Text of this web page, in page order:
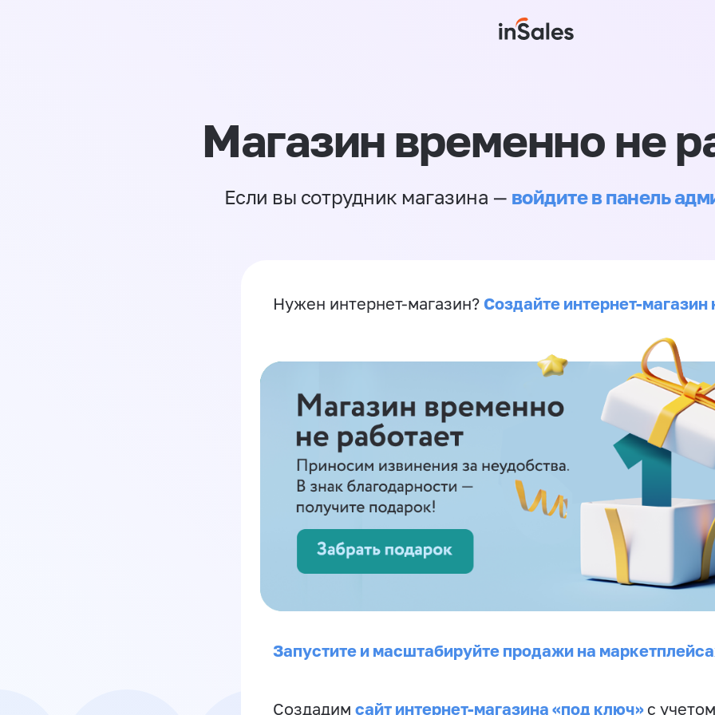
Магазин временно не
Если вы сотрудник магазина — войдите в панель
Нужен интернет-магазин? Создайте интернет-магазин
Запустите и масштабируйте продажи на
Создадим сайт интернет-магазина «под ключ» с учетом